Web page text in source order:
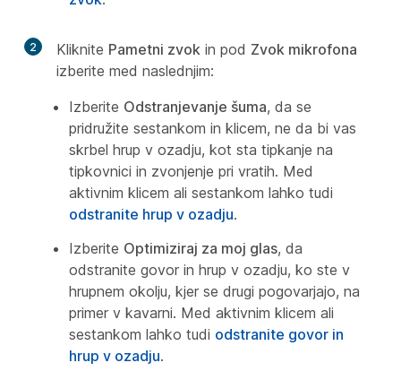
2 Kliknite Pametni zvok in pod Zvok mikrofona
izberite med naslednjim:
Izberite Odstranjevanje šuma, da se
pridružite sestankom in klicem, ne da bi vas
skrbel hrup v ozadju, kot sta tipkanje na
tipkovnici in zvonjenje pri vratih. Med
aktivnim klicem ali sestankom lahko tudi
odstranite hrup v ozadju.
Izberite Optimiziraj za moj glas, da
odstranite govor in hrup v ozadju, ko ste v
hrupnem okolju, kjer se drugi pogovarjajo, na
primer v kavarni. Med aktivnim klicem ali
sestankom lahko tudi odstranite govor in
hrup v ozadju.